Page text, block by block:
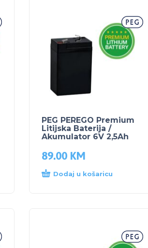
PEG PEREGO Premium
Litijska Baterija /
Akumulator 6V 2,5Ah
89.00 KM
Dodaj u košaricu